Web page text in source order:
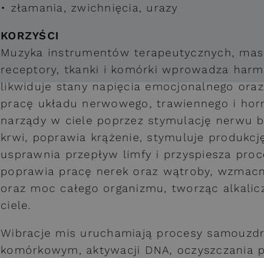
• złamania, zwichnięcia, urazy
KORZYŚCI
Muzyka instrumentów terapeutycznych,
receptory, tkanki i komórki wprowadza
likwiduje stany napięcia emocjonalnego
pracę układu nerwowego, trawiennego i
narządy w ciele poprzez stymulację nerwu
krwi, poprawia krążenie, stymuluje
usprawnia przepływ limfy i przyspiesza
poprawia pracę nerek oraz wątroby,
oraz moc całego organizmu, tworząc
ciele.
Wibracje mis uruchamiają procesy
komórkowym, aktywacji DNA, oczyszczania